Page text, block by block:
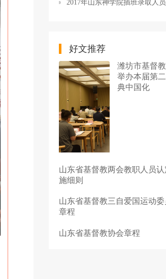
2017年山东神学院插班录取人
好文推荐
潍坊市基督
举办本届第
典中国化
山东省基督教两会教职人员认
施细则
山东省基督教三自爱国运动委
章程
山东省基督教协会章程